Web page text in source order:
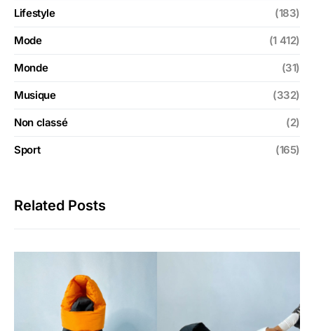
Lifestyle (183)
Mode (1 412)
Monde (31)
Musique (332)
Non classé (2)
Sport (165)
Related Posts